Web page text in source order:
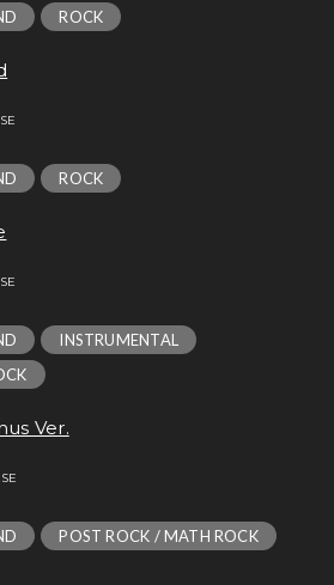
ROCK
ROCK
INSTRUMENTAL
Ver.
POST ROCK / MATH ROCK